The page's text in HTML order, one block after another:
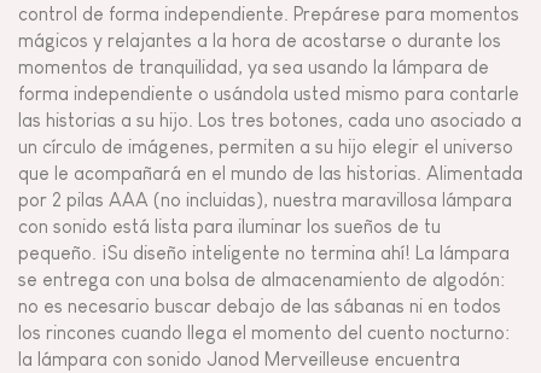
control de forma independiente. Prepárese para momentos
mágicos y relajantes a la hora de acostarse o durante los
momentos de tranquilidad, ya sea usando la lámpara de
forma independiente o usándola usted mismo para contarle
las historias a su hijo. Los tres botones, cada uno asociado a
un círculo de imágenes, permiten a su hijo elegir el universo
que le acompañará en el mundo de las historias. Alimentada
por 2 pilas AAA (no incluidas), nuestra maravillosa lámpara
con sonido está lista para iluminar los sueños de tu
pequeño. ¡Su diseño inteligente no termina ahí! La lámpara
se entrega con una bolsa de almacenamiento de algodón:
no es necesario buscar debajo de las sábanas ni en todos
los rincones cuando llega el momento del cuento nocturno:
la lámpara con sonido Janod Merveilleuse encuentra